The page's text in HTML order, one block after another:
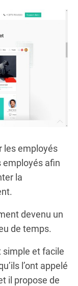
les employés
employés afin
la
devenu un
de temps.
simple et facile
l’ont appelé
il propose de